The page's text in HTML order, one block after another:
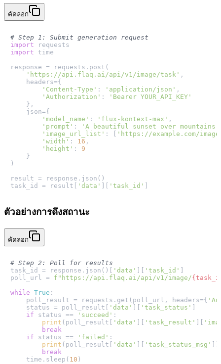
คัดลอก
# Step 1: Submit generation request
import
import time
response = requests.post(
'https://api.flaq.ai/api/v1/image/task' ,
    headers={
'Content-Type' : 'application/json' ,
'Authorization' :
'Bearer YOUR_API_KEY'
    },
    json={
'model_name' : 'flux-kontext-max' ,
'prompt' : 'A beautiful sunset over mountains'
'image_url_list' : [
'https://example.com/
'width' : 16 ,
'height' : 9
    }
)
result = response.json()
task_id = result[
'data' 'task_id'
ตัวอย่างการดึงสถานะ
คัดลอก
# Step 2: Poll for results
task_id = response.json()[
'data' 'task_id'
poll_url = f"https://api.flaq.ai/api/v1/image/
while True :
    poll_result = requests.get(poll_url, headers={
    status = poll_result[
'data' 'task_status'
if status == 'succeed' :
print (poll_result[ 'data' 'task_result'
break
if status == 'failed' :
print (poll_result[ 'data' 'task_status_msg'
break
    time.sleep(
10